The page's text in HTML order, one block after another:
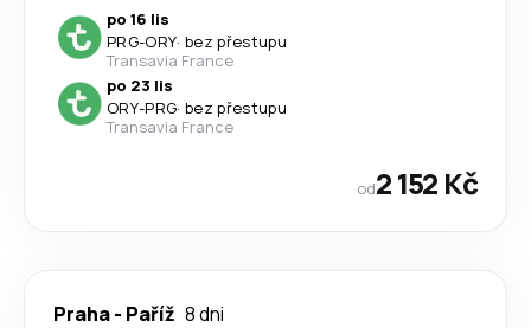
po 16 lis
PRG-ORY· bez přestupu
Transavia France
po 23 lis
ORY-PRG· bez přestupu
Transavia France
od2 152 Kč
Praha- Paříž 8 dni